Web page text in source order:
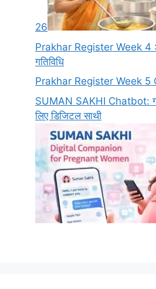
26
Prakhar Register Week 4 :
गतिविधि
Prakhar Register Week 5
SUMAN SAKHI Chatbot:
लिए डिजिटल साथी